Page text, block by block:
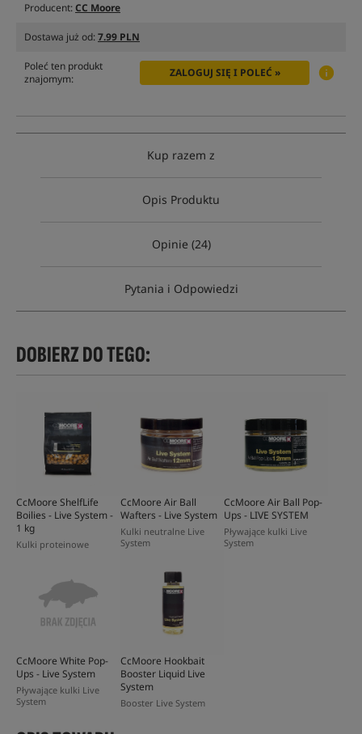
Producent:CC Moore
Dostawa już od:7.99 PLN
Poleć ten produkt
znajomym:
ZALOGUJ SIĘ I POLEĆ »
Kup razem z
Opis Produktu
Opinie (24)
Pytania i Odpowiedzi
DOBIERZ DO TEGO:
CcMoore ShelfLife
Boilies - Live System -
1 kg
Kulki proteinowe
CcMoore Air Ball
Wafters - Live System
Kulki neutralne Live
System
CcMoore Air Ball Pop-
Ups - LIVE SYSTEM
Pływające kulki Live
System
CcMoore White Pop-
Ups - Live System
Pływające kulki Live
System
CcMoore Hookbait
Booster Liquid Live
System
Booster Live System